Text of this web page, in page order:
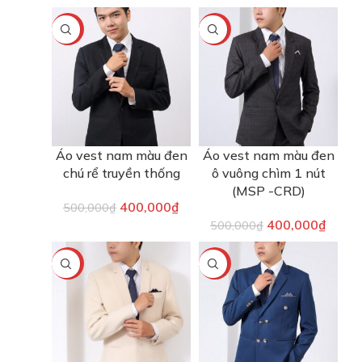
-20%
Áo vest nam màu đen
chú rể truyền thống
500,000₫ 400,000₫
-20%
Áo vest nam màu đen
ô vuông chìm 1 nút
(MSP -CRD)
500,000₫ 400,000₫
-20% -20%